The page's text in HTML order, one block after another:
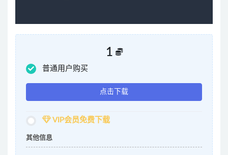
1
普通用户购买
点击下载
VIP会员免费下载
其他信息